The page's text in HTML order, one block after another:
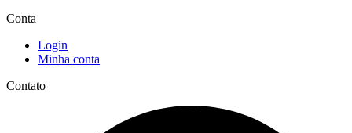
Conta
Login
Minha conta
Contato